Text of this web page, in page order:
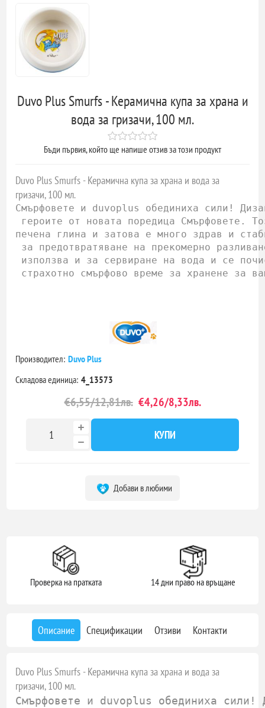
Duvo Plus Smurfs - Керамична купа за храна и
вода за гризачи, 100 мл.
Бъди първия, който ще напише отзив за този продукт
Duvo Plus Smurfs - Керамична купа за храна и вода за
гризачи, 100 мл.
Смърфовете и duvoplus обединиха сили!
героите от новата поредица Смърфовете.
печена глина и затова е много здрав и
за предотвратяване на прекомерно
използва и за сервиране на вода и се
страхотно смърфово време за хранене за
Производител: Duvo Plus
Складова единица: 4_13573
€6,55/12,81лв. €4,26/8,33лв.
КУПИ
Добави в любими
Проверка на пратката 14 дни право на връщане
Описание Спецификации Отзиви Контакти
Duvo Plus Smurfs - Керамична купа за храна и вода за
гризачи, 100 мл.
Смърфовете и duvoplus обединиха сили!